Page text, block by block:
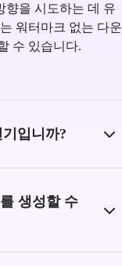
향을 시도하는 데 유
워터마크 없는 다운
수 있습니다.
입니까?
생성할 수